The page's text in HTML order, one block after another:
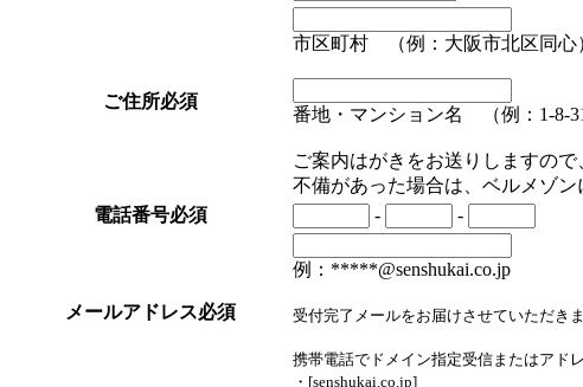
ご住所必須
市区町村 （例：大阪市北区同心
番地・マンション名 （例：1-8-
ご案内はがきをお送りしますので
不備があった場合は、ベルメゾン
電話番号必須 - -
メールアドレス必須
例：*****@senshukai.co.jp
受付完了メールをお届けさせていただきま
携帯電話でドメイン指定受信またはアド
・[senshukai.co.jp]